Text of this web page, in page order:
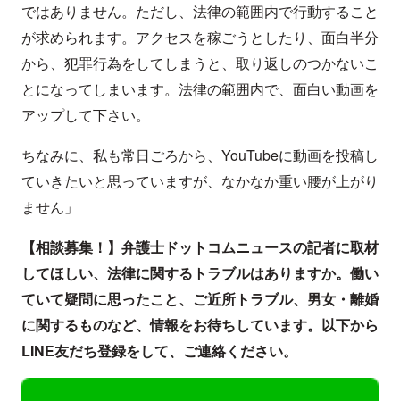
ではありません。ただし、法律の範囲内で行動すること
が求められます。アクセスを稼ごうとしたり、面白半分
から、犯罪行為をしてしまうと、取り返しのつかないこ
とになってしまいます。法律の範囲内で、面白い動画を
アップして下さい。
ちなみに、私も常日ごろから、YouTubeに動画を投稿し
ていきたいと思っていますが、なかなか重い腰が上がり
ません」
【相談募集！】弁護士ドットコムニュースの記者に取材
してほしい、法律に関するトラブルはありますか。働い
ていて疑問に思ったこと、ご近所トラブル、男女・離婚
に関するものなど、情報をお待ちしています。以下から
LINE友だち登録をして、ご連絡ください。